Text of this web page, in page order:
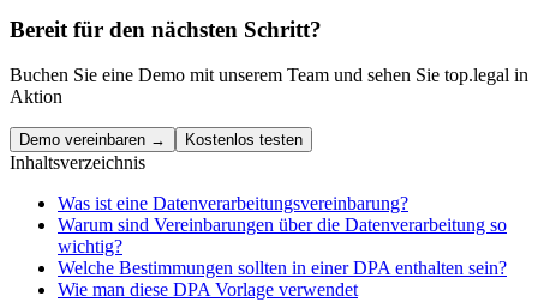
Bereit für den nächsten Schritt?
Buchen Sie eine Demo mit unserem Team und sehen Sie top.legal in
Aktion
Demo vereinbaren → Kostenlos testen
Inhaltsverzeichnis
Was ist eine Datenverarbeitungsvereinbarung?
Warum sind Vereinbarungen über die Datenverarbeitung so
wichtig?
Welche Bestimmungen sollten in einer DPA enthalten sein?
Wie man diese DPA Vorlage verwendet